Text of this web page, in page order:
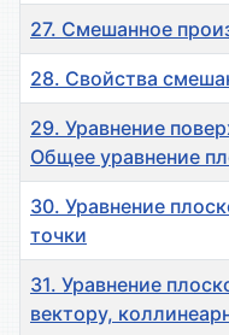
27. Смешанное
28. Свойства
29. Уравнение
Общее уравнение
30. Уравнение
точки
31. Уравнение
вектору,